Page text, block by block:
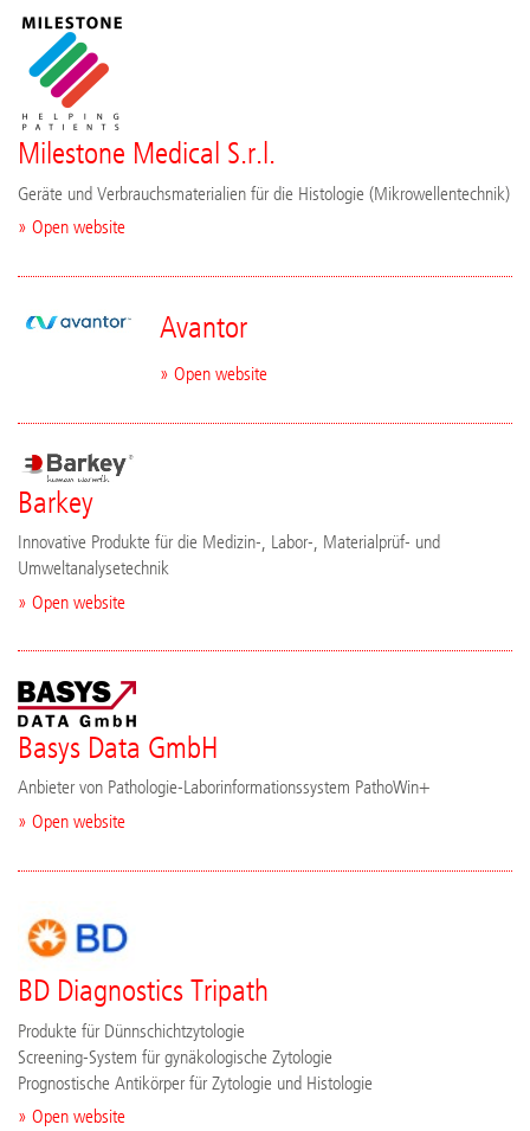
Milestone Medical S.r.l.
Geräte und Verbrauchsmaterialien für die Histologie (Mikrowellentechnik)
» Open website
Avantor
» Open website
Barkey
Innovative Produkte für die Medizin-, Labor-, Materialprüf- und
Umweltanalysetechnik
» Open website
Basys Data GmbH
Anbieter von Pathologie-Laborinformationssystem PathoWin+
» Open website
BD Diagnostics Tripath
Produkte für Dünnschichtzytologie
Screening-System für gynäkologische Zytologie
Prognostische Antikörper für Zytologie und Histologie
» Open website